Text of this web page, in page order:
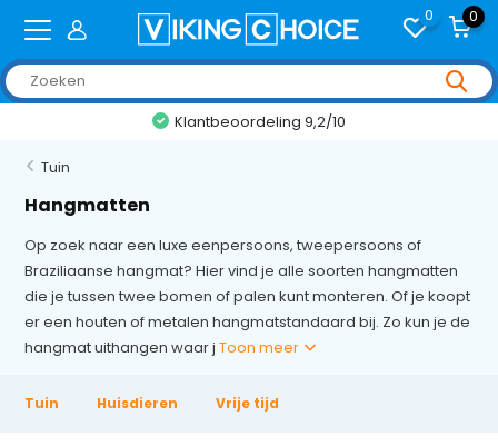
0 0
Klantbeoordeling 9,2/10
Tuin
Hangmatten
Op zoek naar een luxe eenpersoons, tweepersoons of
Braziliaanse hangmat? Hier vind je alle soorten hangmatten
die je tussen twee bomen of palen kunt monteren. Of je koopt
er een houten of metalen hangmatstandaard bij. Zo kun je de
hangmat uithangen waar jToon meer
Tuin Huisdieren Vrije tijd